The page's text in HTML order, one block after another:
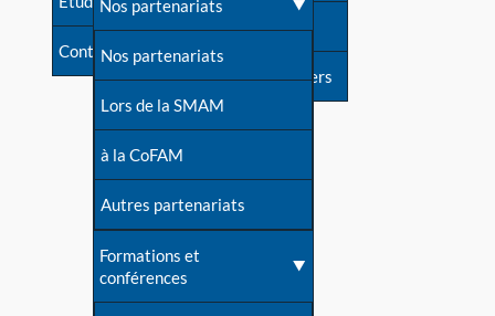
Une question sur le site
Contact
Forum
S'inscrire à nos newsletters
Nos partenariats
Nos partenariats
Lors de la SMAM
à la CoFAM
Autres partenariats
Formations et
conférences